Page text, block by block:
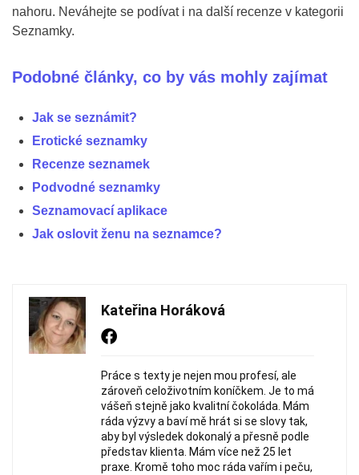
nahoru. Neváhejte se podívat i na další recenze v kategorii
Seznamky.
Podobné články, co by vás mohly zajímat
Jak se seznámit?
Erotické seznamky
Recenze seznamek
Podvodné seznamky
Seznamovací aplikace
Jak oslovit ženu na seznamce?
Kateřina Horáková
Práce s texty je nejen mou profesí, ale
zároveň celoživotním koníčkem. Je to má
vášeň stejně jako kvalitní čokoláda. Mám
ráda výzvy a baví mě hrát si se slovy tak,
aby byl výsledek dokonalý a přesně podle
představ klienta. Mám více než 25 let
praxe. Kromě toho moc ráda vařím i peču,